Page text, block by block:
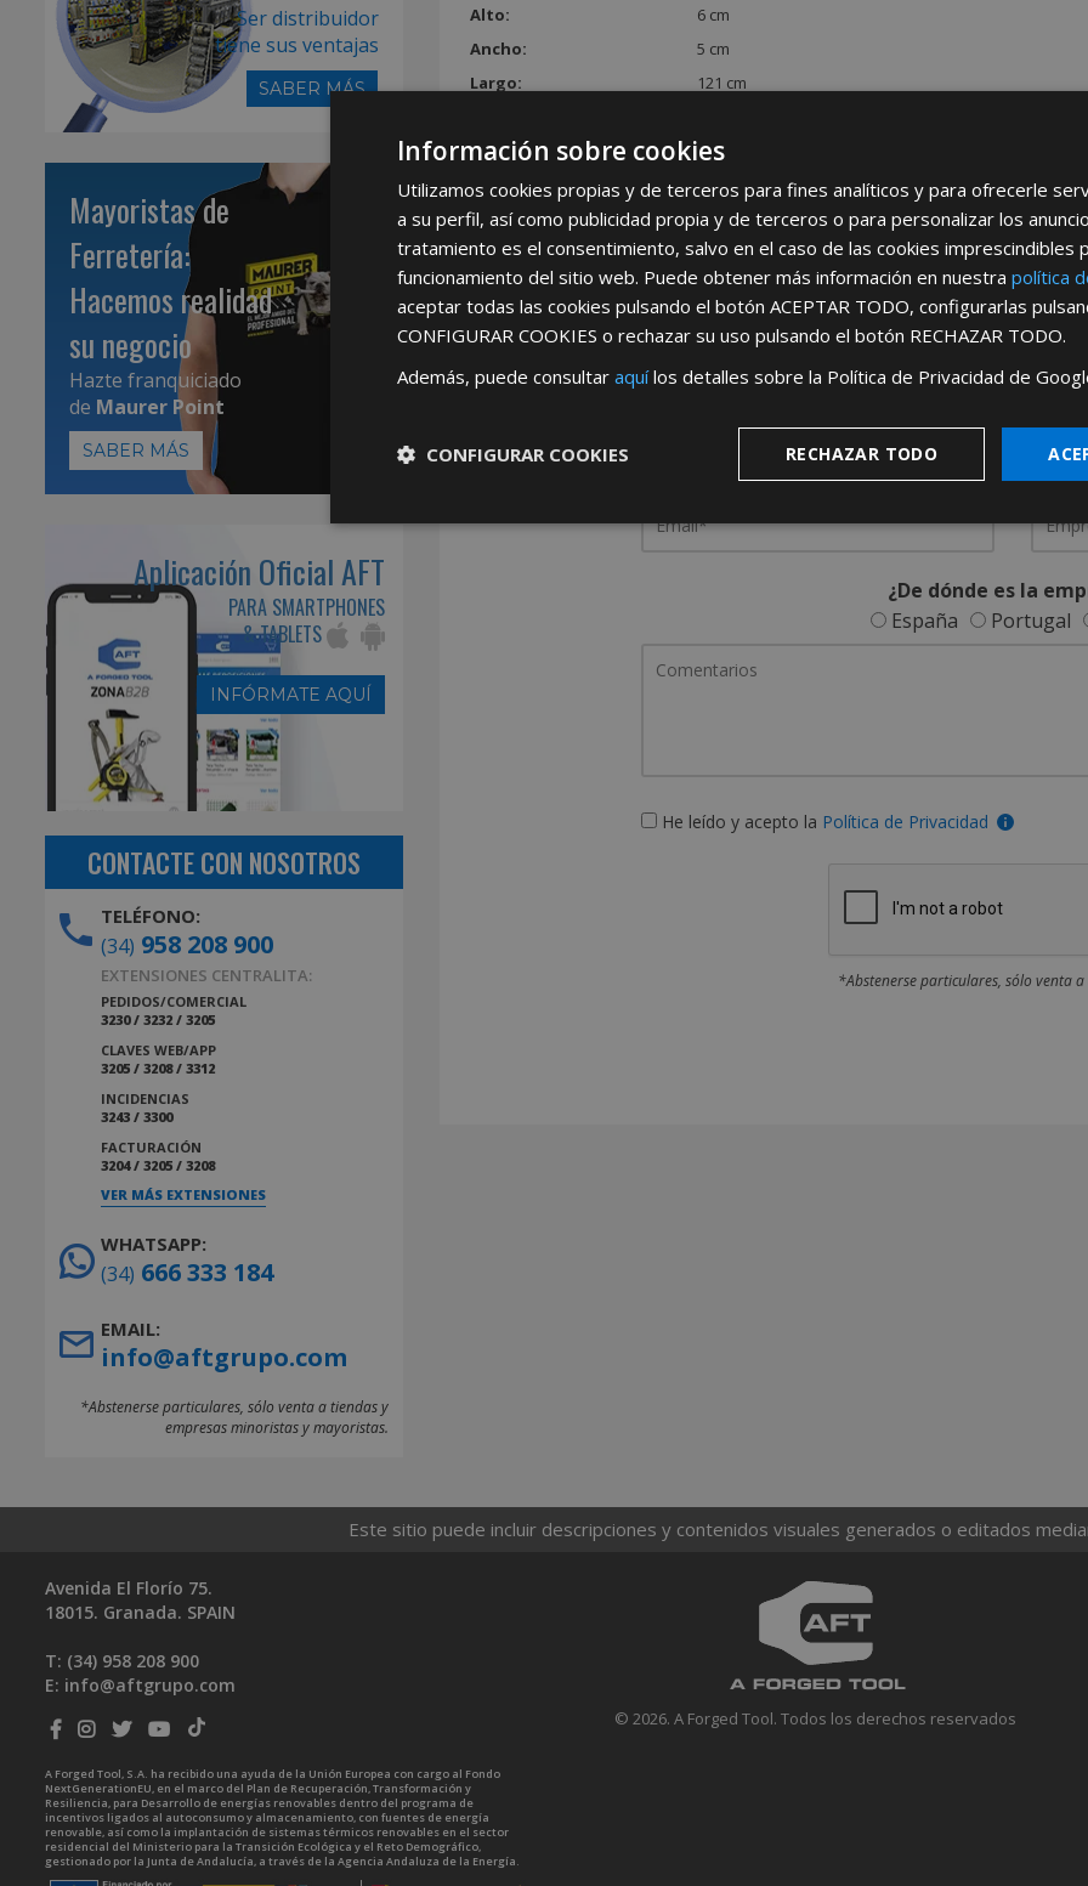
Alto:
6 cm
Ancho:
5 cm
Largo:
121 cm
REGÍSTRATE PARA HACERTE
Desdeaquípodrá ver todas las
Rellene este formulario y nos pondremos en contacto
¿De dónde es la
España
Portugal
He leído y acepto la Política de Privacidad
*Abstenerse particulares, sólo venta
Ser distribuidor
tiene sus ventajas
SABER MÁS
Mayoristas de
Ferretería:
Hacemos realidad
su negocio
Hazte franquiciado
de Maurer Point
SABER MÁS
Aplicación Oficial AFT
PARA SMARTPHONES
& TABLETS
INFÓRMATE AQUÍ
CONTACTE CON NOSOTROS
TELÉFONO:
(34) 958 208 900
EXTENSIONES CENTRALITA:
PEDIDOS/COMERCIAL
3230 / 3232 / 3205
CLAVES WEB/APP
3205 / 3208 / 3312
INCIDENCIAS
3243 / 3300
FACTURACIÓN
3204 / 3205 / 3208
VER MÁS EXTENSIONES
WHATSAPP:
(34) 666 333 184
EMAIL:
info@aftgrupo.com
*Abstenerse particulares, sólo venta a tiendas y
empresas minoristas y mayoristas.
Este sitio puede incluir descripciones y contenidos visuales generados o editados
© 2026. A Forged Tool. Todos los derechos reservados
Avenida El Florío 75.
18015. Granada. SPAIN
T: (34) 958 208 900
E: info@aftgrupo.com
A Forged Tool, S.A. ha recibido una ayuda de la Unión Europea con cargo al Fondo
NextGenerationEU, en el marco del Plan de Recuperación, Transformación y
Resiliencia, para Desarrollo de energías renovables dentro del programa de
incentivos ligados al autoconsumo y almacenamiento, con fuentes de energía
renovable, así como la implantación de sistemas térmicos renovables en el sector
residencial del Ministerio para la Transición Ecológica y el Reto Demográfico,
gestionado por la Junta de Andalucía, a través de la Agencia Andaluza de la Energía.
Información sobre cookies
Utilizamos cookies propias y de terceros para fines analíticos y para ofrecerle
a su perfil, así como publicidad propia y de terceros o para personalizar los
tratamiento es el consentimiento, salvo en el caso de las cookies imprescindibles
funcionamiento del sitio web. Puede obtener más información en nuestra política
aceptar todas las cookies pulsando el botón ACEPTAR TODO, configurarlas
CONFIGURAR COOKIES o rechazar su uso pulsando el botón RECHAZAR TODO.
Además, puede consultar aquílos detalles sobre la Política de Privacidad de
RECHAZAR TODO
CONFIGURAR COOKIES